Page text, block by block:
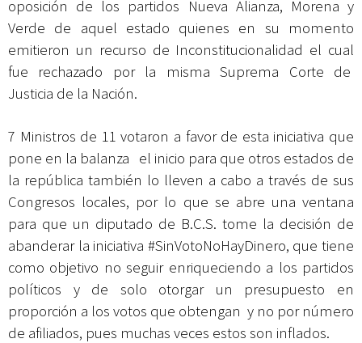
oposición de los partidos Nueva Alianza, Morena y
Verde de aquel estado quienes en su momento
emitieron un recurso de Inconstitucionalidad el cual
fue rechazado por la misma Suprema Corte de
Justicia de la Nación.
7 Ministros de 11 votaron a favor de esta iniciativa que
pone en la balanza el inicio para que otros estados de
la república también lo lleven a cabo a través de sus
Congresos locales, por lo que se abre una ventana
para que un diputado de B.C.S. tome la decisión de
abanderar la iniciativa #SinVotoNoHayDinero, que tiene
como objetivo no seguir enriqueciendo a los partidos
políticos y de solo otorgar un presupuesto en
proporción a los votos que obtengan y no por número
de afiliados, pues muchas veces estos son inflados.